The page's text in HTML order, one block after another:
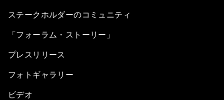
ステークホルダーのコミュニティ
「フォーラム・ストーリー」
プレスリリース
フォトギャラリー
ビデオ